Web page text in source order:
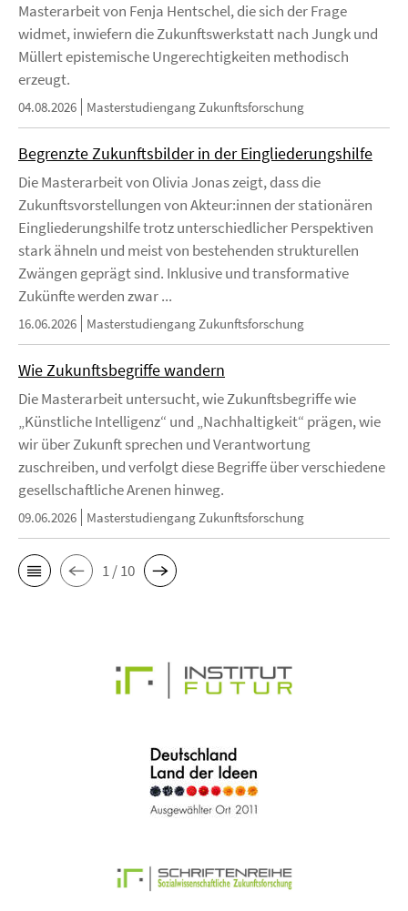
Masterarbeit von Fenja Hentschel, die sich der Frage
widmet, inwiefern die Zukunftswerkstatt nach Jungk und
Müllert epistemische Ungerechtigkeiten methodisch
erzeugt.
04.08.2026 Masterstudiengang Zukunftsforschung
Begrenzte Zukunftsbilder in der Eingliederungshilfe
Die Masterarbeit von Olivia Jonas zeigt, dass die
Zukunftsvorstellungen von Akteur:innen der stationären
Eingliederungshilfe trotz unterschiedlicher Perspektiven
stark ähneln und meist von bestehenden strukturellen
Zwängen geprägt sind. Inklusive und transformative
Zukünfte werden zwar ...
16.06.2026 Masterstudiengang Zukunftsforschung
Wie Zukunftsbegriffe wandern
Die Masterarbeit untersucht, wie Zukunftsbegriffe wie
„Künstliche Intelligenz“ und „Nachhaltigkeit“ prägen, wie
wir über Zukunft sprechen und Verantwortung
zuschreiben, und verfolgt diese Begriffe über verschiedene
gesellschaftliche Arenen hinweg.
09.06.2026 Masterstudiengang Zukunftsforschung
1 / 10